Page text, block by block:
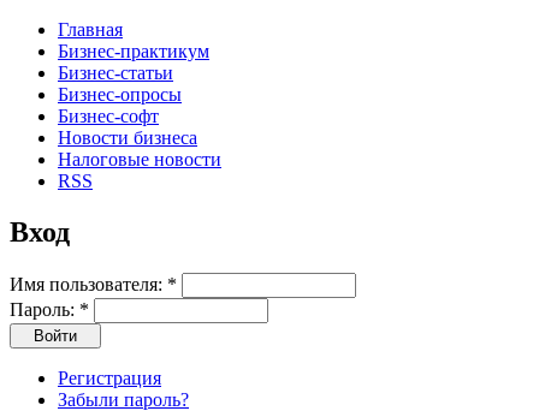
Главная
Бизнес-практикум
Бизнес-статьи
Бизнес-опросы
Бизнес-софт
Новости бизнеса
Налоговые новости
RSS
Вход
Имя пользователя: *
Пароль: *
Регистрация
Забыли пароль?